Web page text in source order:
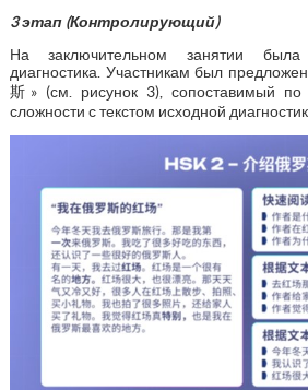
3 этап (Контролирующий)
На заключительном занятии была
диагностика. Участникам был
斯» (см. рисунок 3), сопоставимый по
сложности с текстом исходной